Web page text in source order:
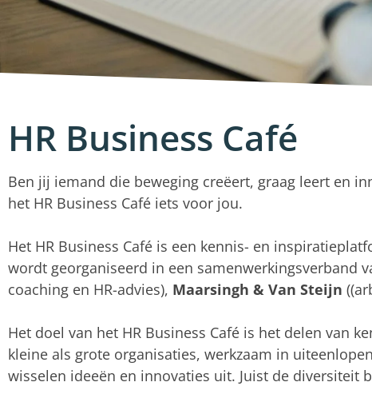
HR Business Café
Ben jij iemand die beweging creëert, graag leert en
het HR Business Café iets voor jou.
Het HR Business Café is een kennis- en
wordt georganiseerd in een samenwerkingsverband
coaching en HR-advies), Maarsingh & Van Steijn
Het doel van het HR Business Café is het delen van
kleine als grote organisaties, werkzaam in
wisselen ideeën en innovaties uit. Juist de